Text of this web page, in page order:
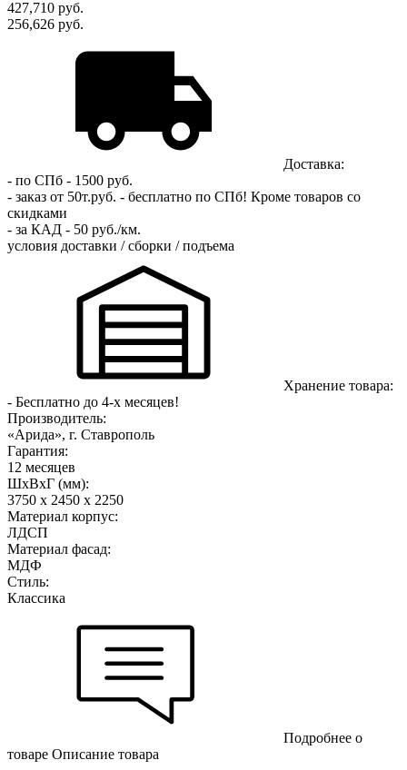
427,710 руб.
256,626 руб.
Доставка:
- по СПб - 1500 руб.
- заказ от 50т.руб. - бесплатно по СПб! Кроме товаров со
скидками
- за КАД - 50 руб./км.
условия доставки / сборки / подъема
Хранение товара:
- Бесплатно до 4-х месяцев!
Производитель:
«Арида», г. Ставрополь
Гарантия:
12 месяцев
ШхВхГ (мм):
3750 х 2450 х 2250
Материал корпус:
ЛДСП
Материал фасад:
МДФ
Стиль:
Классика
Подробнее о
товаре Описание товара